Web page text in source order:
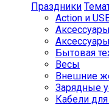
Праздники
Action и
Бытовая
Весы
Внешние
Зарядные
Кабели